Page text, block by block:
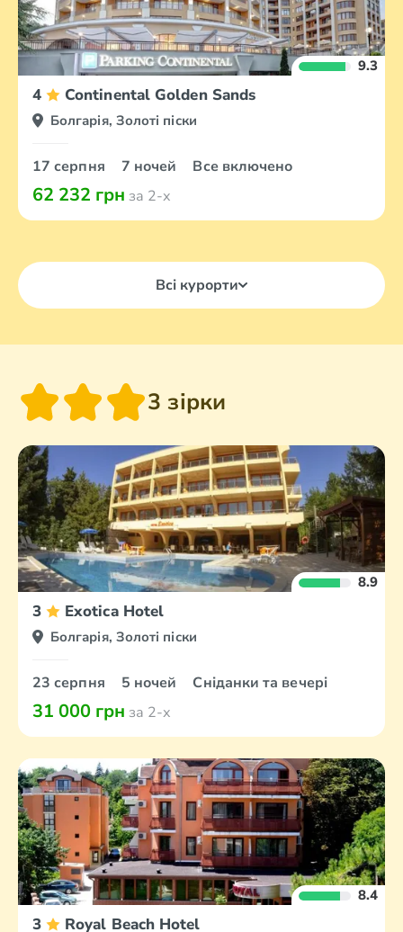
9.3
4 Continental Golden Sands
Болгарія, Золоті піски
17 серпня 7 ночей Все включено
62 232 грн за 2-х
Всі курорти
3 зірки
8.9
3 Exotica Hotel
Болгарія, Золоті піски
23 серпня 5 ночей Сніданки та вечері
31 000 грн за 2-х
8.4
3 Royal Beach Hotel